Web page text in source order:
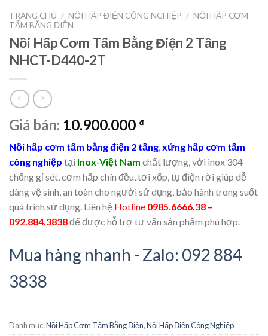
TRANG CHỦ / NỒI HẤP ĐIỆN CÔNG NGHIỆP / NỒI HẤP CƠM
TẤM BẰNG ĐIỆN
Nồi Hấp Cơm Tấm Bằng Điện 2 Tầng
NHCT-D440-2T
Giá bán: 10.900.000 ₫
Nồi hấp cơm tấm bằng điện 2 tầng,xửng hấp cơm tấm
công nghiệp tại Inox-Việt Nam chất lượng, với inox 304
chống gỉ sét, cơm hấp chín đều, tơi xốp, tụ điện rời giúp dễ
dàng vệ sinh, an toàn cho người sử dụng, bảo hành trong suốt
quá trình sử dụng. Liên hệ Hotline 0985.6666.38 –
092.884.3838để được hỗ trợ tư vấn sản phẩm phù hợp.
Mua hàng nhanh - Zalo: 092 884
3838
Danh mục:Nồi Hấp Cơm Tấm Bằng Điện,Nồi Hấp Điện Công Nghiệp